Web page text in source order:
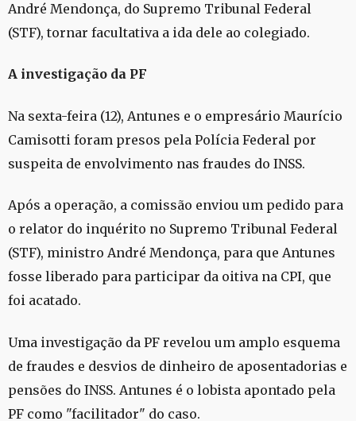
André Mendonça, do Supremo Tribunal Federal
(STF), tornar facultativa a ida dele ao colegiado.
A investigação da PF
Na sexta-feira (12), Antunes e o empresário Maurício
Camisotti foram presos pela Polícia Federal por
suspeita de envolvimento nas fraudes do INSS.
Após a operação, a comissão enviou um pedido para
o relator do inquérito no Supremo Tribunal Federal
(STF), ministro André Mendonça, para que Antunes
fosse liberado para participar da oitiva na CPI, que
foi acatado.
Uma investigação da PF revelou um amplo esquema
de fraudes e desvios de dinheiro de aposentadorias e
pensões do INSS. Antunes é o lobista apontado pela
PF como "facilitador" do caso.